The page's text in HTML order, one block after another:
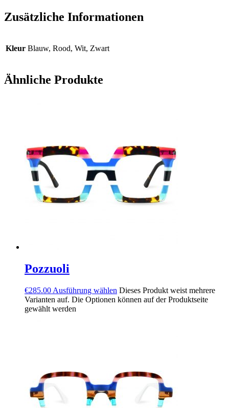
Zusätzliche Informationen
Kleur Blauw, Rood, Wit, Zwart
Ähnliche Produkte
Pozzuoli
€285.00 Ausführung wählen Dieses Produkt weist mehrere
Varianten auf. Die Optionen können auf der Produktseite
gewählt werden